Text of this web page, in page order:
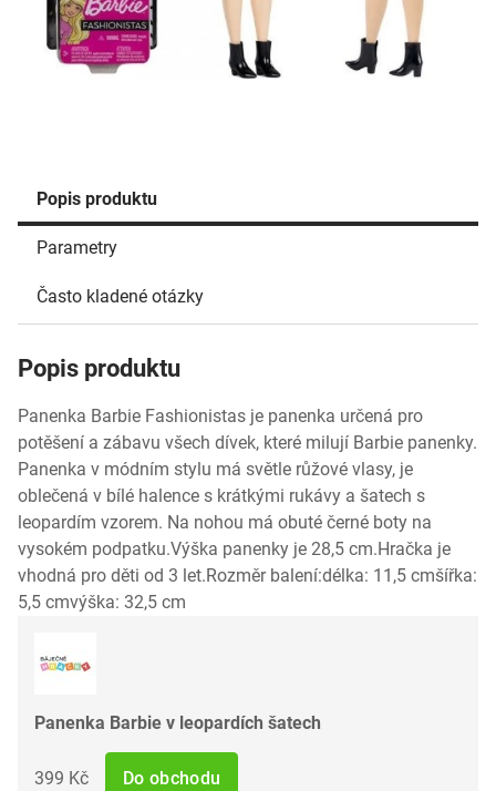
Popis produktu
Parametry
Často kladené otázky
Popis produktu
Panenka Barbie Fashionistas je panenka určená pro
potěšení a zábavu všech dívek, které milují Barbie panenky.
Panenka v módním stylu má světle růžové vlasy, je
oblečená v bílé halence s krátkými rukávy a šatech s
leopardím vzorem. Na nohou má obuté černé boty na
vysokém podpatku.Výška panenky je 28,5 cm.Hračka je
vhodná pro děti od 3 let.Rozměr balení:délka: 11,5 cmšířka:
5,5 cmvýška: 32,5 cm
Panenka Barbie v leopardích šatech
399 Kč Do obchodu